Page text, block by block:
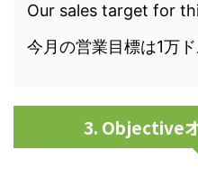
Our sales target for
今月の営業目標は1万ド
3. Objective